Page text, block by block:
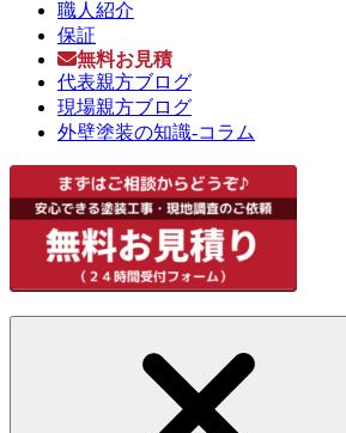
職人紹介
保証
無料お見積
代表親方ブログ
現場親方ブログ
外壁塗装の知識-コラム